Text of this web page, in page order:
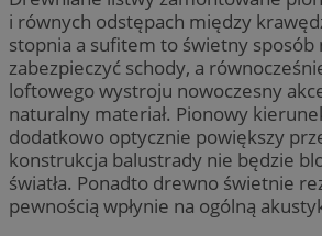
i równych odstępach między
stopnia a sufitem to świetny sposób
zabezpieczyć schody, a
loftowego wystroju nowoczesny
naturalny materiał. Pionowy
dodatkowo optycznie powiększy
konstrukcja balustrady nie będzie
światła. Ponadto drewno świetnie
pewnością wpłynie na ogólną